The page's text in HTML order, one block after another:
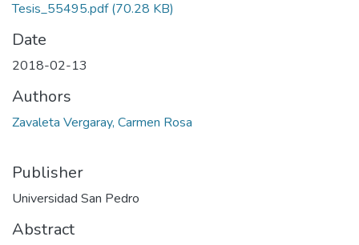
Tesis_55495.pdf(70.28 KB)
Date
2018-02-13
Authors
Zavaleta Vergaray, Carmen Rosa
Publisher
Universidad San Pedro
Abstract